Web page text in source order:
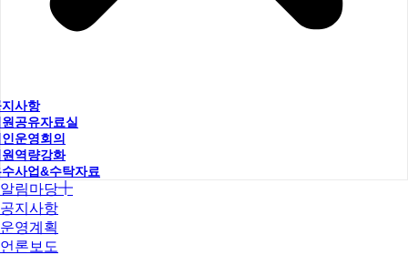
사항
공유자료실
운영회의
역량강화
사업&수탁자료
알림마당
공지사항
운영계획
언론보도